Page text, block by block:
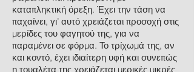
καταπληκτική όρεξη. Έχει την τάση να
παχαίνει, γι’ αυτό χρειάζεται προσοχή στις
μερίδες του φαγητού της, για να
παραμένει σε φόρμα. Το τρίχωμά της, αν
και κοντό, έχει ιδιαίτερη υφή και συνεπώς
η τουαλέτα της χρειάζεται μερικές μικρές